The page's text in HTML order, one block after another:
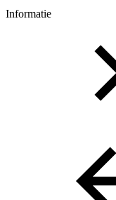
Informatie